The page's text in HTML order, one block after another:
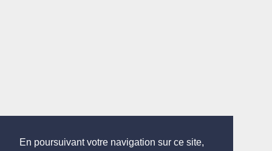
En poursuivant votre navigation sur ce site,